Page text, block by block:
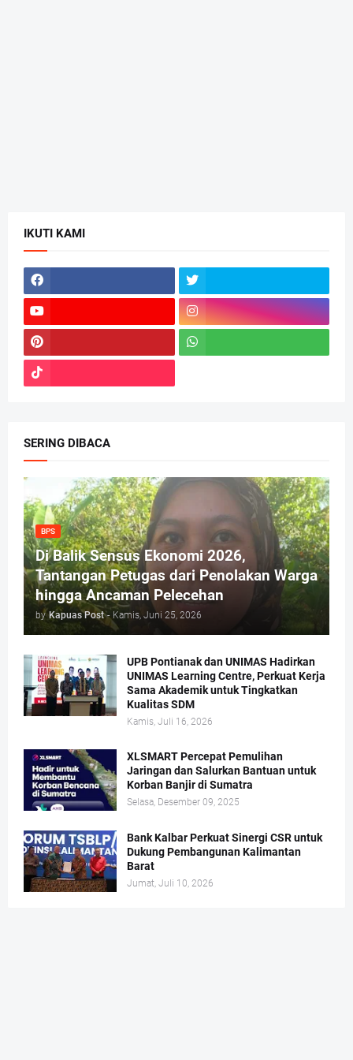
IKUTI KAMI
SERING DIBACA
BPS
Di Balik Sensus Ekonomi 2026,
Tantangan Petugas dari Penolakan Warga
hingga Ancaman Pelecehan
by Kapuas Post - Kamis, Juni 25, 2026
UPB Pontianak dan UNIMAS Hadirkan
UNIMAS Learning Centre, Perkuat Kerja
Sama Akademik untuk Tingkatkan
Kualitas SDM
Kamis, Juli 16, 2026
XLSMART Percepat Pemulihan
Jaringan dan Salurkan Bantuan untuk
Korban Banjir di Sumatra
Selasa, Desember 09, 2025
Bank Kalbar Perkuat Sinergi CSR untuk
Dukung Pembangunan Kalimantan
Barat
Jumat, Juli 10, 2026